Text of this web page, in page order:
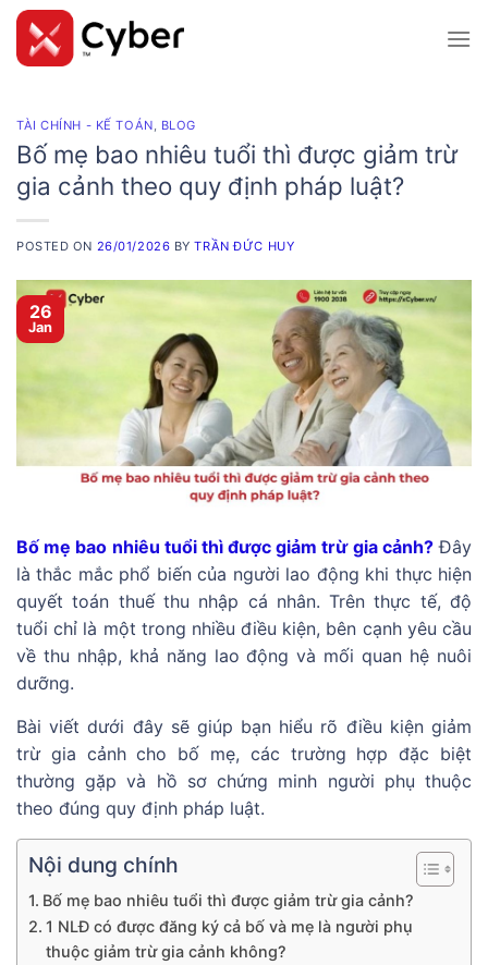
Skip
content
TÀI CHÍNH - KẾ TOÁN, BLOG
Bố mẹ bao nhiêu tuổi thì được giảm trừ
gia cảnh theo quy định pháp luật?
POSTED ON 26/01/2026 BYTRẦN ĐỨC HUY
26
Jan
Bố mẹ bao nhiêu tuổi thì được giảm trừ gia cảnh?Đây
là thắc mắc phổ biến của người lao động khi thực hiện
quyết toán thuế thu nhập cá nhân. Trên thực tế, độ
tuổi chỉ là một trong nhiều điều kiện, bên cạnh yêu cầu
về thu nhập, khả năng lao động và mối quan hệ nuôi
dưỡng.
Bài viết dưới đây sẽ giúp bạn hiểu rõ điều kiện giảm
trừ gia cảnh cho bố mẹ, các trường hợp đặc biệt
thường gặp và hồ sơ chứng minh người phụ thuộc
theo đúng quy định pháp luật.
Nội dung chính
Bố mẹ bao nhiêu tuổi thì được giảm trừ gia cảnh?
1 NLĐ có được đăng ký cả bố và mẹ là người phụ
thuộc giảm trừ gia cảnh không?